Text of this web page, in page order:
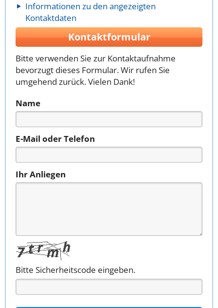
Informationen zu den angezeigten
Kontaktdaten
Kontaktformular
Bitte verwenden Sie zur Kontaktaufnahme
bevorzugt dieses Formular. Wir rufen Sie
umgehend zurück. Vielen Dank!
Name
E-Mail oder Telefon
Ihr Anliegen
Bitte Sicherheitscode eingeben.